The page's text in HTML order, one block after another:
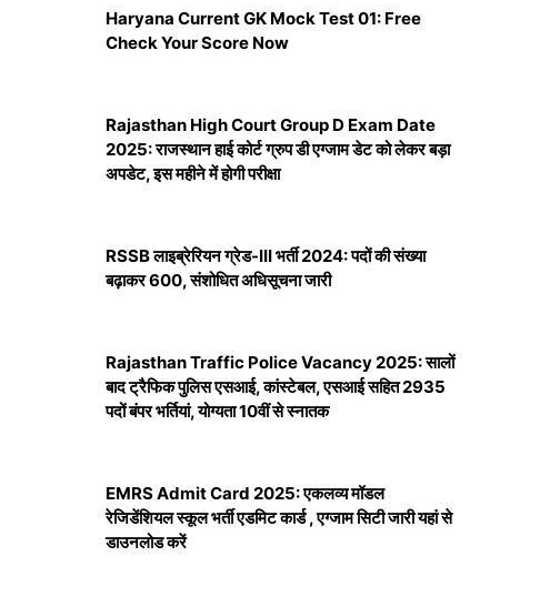
Haryana Current GK Mock Test 01: Free
Check Your Score Now
Rajasthan High Court Group D Exam Date
2025: राजस्थान हाई कोर्ट ग्रुप डी एग्जाम डेट को लेकर बड़ा
अपडेट, इस महीने में होगी परीक्षा
RSSB लाइब्रेरियन ग्रेड-III भर्ती 2024: पदों की संख्या
बढ़ाकर 600, संशोधित अधिसूचना जारी
Rajasthan Traffic Police Vacancy 2025: सालों
बाद ट्रैफिक पुलिस एसआई, कांस्टेबल, एसआई सहित 2935
पदों बंपर भर्तियां, योग्यता 10वीं से स्नातक
EMRS Admit Card 2025: एकलव्य मॉडल
रेजिडेंशियल स्कूल भर्ती एडमिट कार्ड , एग्जाम सिटी जारी यहां से
डाउनलोड करें